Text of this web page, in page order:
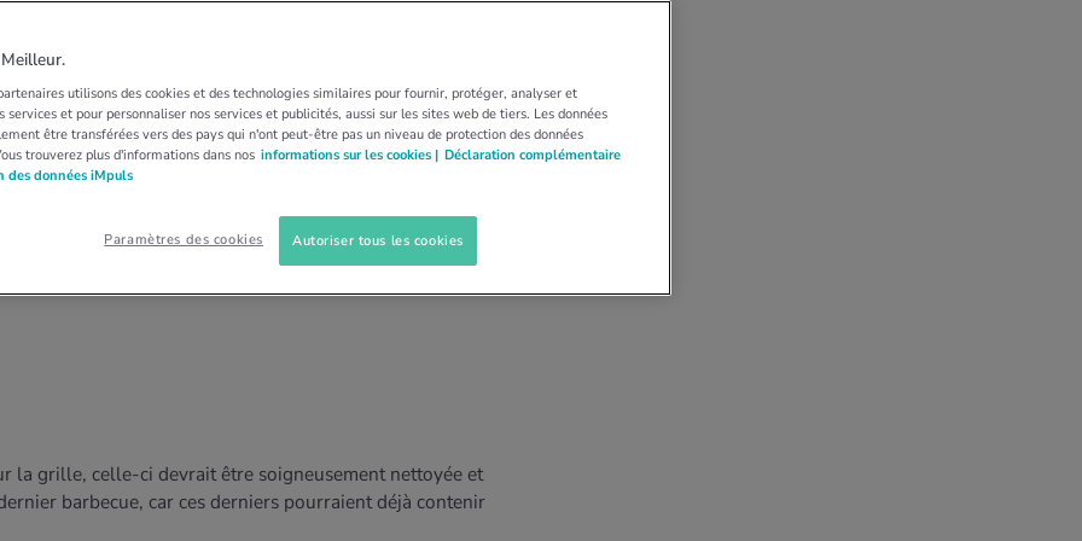
nocives en
font de nombreux adeptes. Toutefois,
A l’aide de 10 règles d’or, iMpuls
de substances nocives lors des
la grille, celle-ci devrait être soigneusement nettoyée et
barbecue, car ces derniers pourraient déjà contenir
utilisons des cookies et des technologies similaires pour fournir, protéger, analyser et
services et pour personnaliser nos services et publicités, aussi sur les sites web de tiers. Les données
être transférées vers des pays qui n'ont peut-être pas un niveau de protection des données
trouverez plus d'informations dans nos informations sur les cookies | Déclaration complémentaire
des données iMpuls
Paramètres des cookies Autoriser tous les cookies